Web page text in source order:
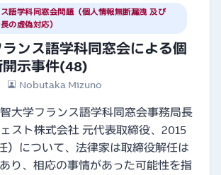
語学科同窓会問題（個人情報無断漏洩 及び
の虚偽対応）
ンス語学科同窓会による個
示事件(48)
Nobutaka Mizuno
大学フランス語学科同窓会事務局長
ェスト株式会社 元代表取締役、2015
）について、法律家は取締役解任は
り、相応の事情があった可能性を指